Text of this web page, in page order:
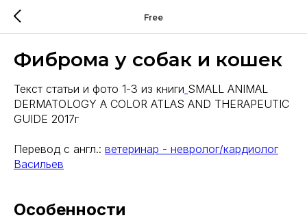
Free
Фиброма у собак и кошек
Текст статьи и фото 1-3 из книги SMALL ANIMAL
DERMATOLOGY A COLOR ATLAS AND THERAPEUTIC
GUIDE 2017г
Перевод с англ.: ветеринар - невролог/кардиолог
Васильев
Особенности